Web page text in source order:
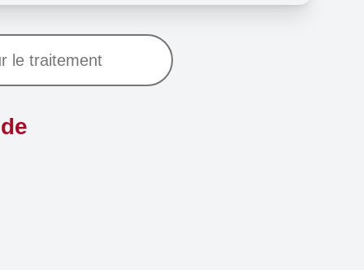
le traitement